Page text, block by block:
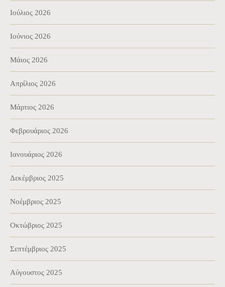
Ιούλιος 2026
Ιούνιος 2026
Μάιος 2026
Απρίλιος 2026
Μάρτιος 2026
Φεβρουάριος 2026
Ιανουάριος 2026
Δεκέμβριος 2025
Νοέμβριος 2025
Οκτώβριος 2025
Σεπτέμβριος 2025
Αύγουστος 2025